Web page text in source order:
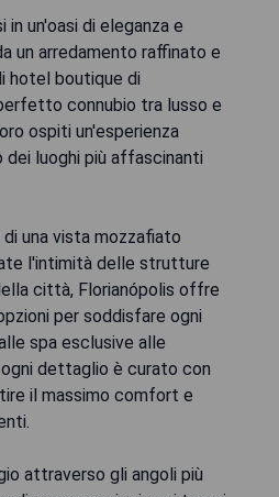
in un'oasi di eleganza e
un arredamento raffinato e
hotel boutique di
connubio tra lusso e
ospiti un'esperienza
dei luoghi più affascinanti
una vista mozzafiato
l'intimità delle strutture
città, Florianópolis offre
per soddisfare ogni
spa esclusive alle
dettaglio è curato con
il massimo comfort e
attraverso gli angoli più